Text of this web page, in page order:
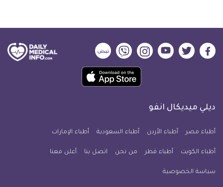
ديلي
فيسبوك
ديلي
تويتر
ديلي
ميديكال
يوتيوب
ديلي
ميديكال
انفو
ديلي
ميديكال
انفو
ديلي
ميديكال
انفو
حمل
تطبيق
معلومة
للآيفون
ديلي ميديكال انفو
أطباء مصر أطباء الأردن أطباء السعودية أطباء الإمارات
أطباء الكويت أطباء قطر من نحن اتصل بنا أعلن معنا
سياسة الخصوصية